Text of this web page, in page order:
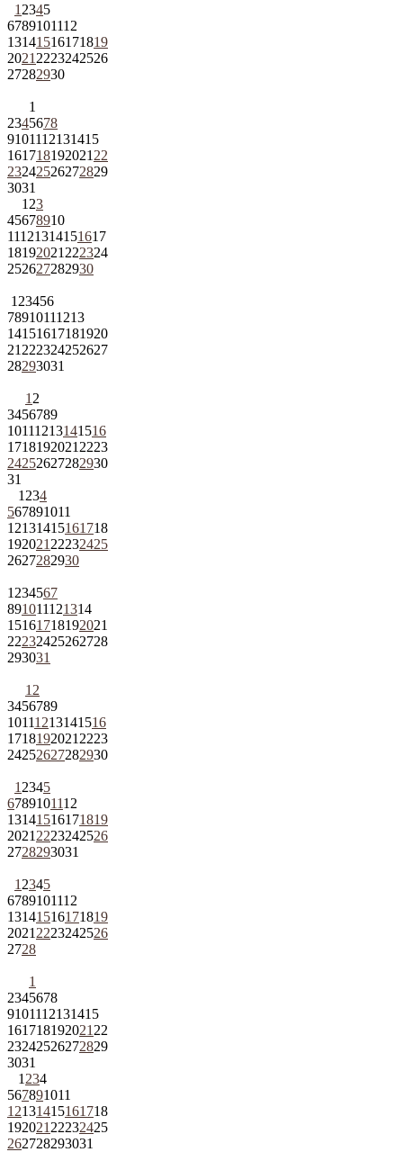
1 2345
6789101112
13141516171819
2021 2223242526
27282930
1
2345678
9101112131415
161718192021 22
23242526272829
3031
1 23
45678910
11121314151617
18192021 222324
252627282930
1 23456
78910111213
14151617181920
21 222324252627
28293031
1 2
3456789
10111213141516
1718192021 2223
24252627282930
31
1 234
567891011
12131415161718
192021 22232425
2627282930
1 234567
891011121314
15161718192021
22232425262728
293031
1 2
3456789
10111213141516
1718192021 2223
24252627282930
1 2345
6789101112
13141516171819
2021 2223242526
2728293031
1 2345
6789101112
13141516171819
2021 2223242526
2728
1
2345678
9101112131415
161718192021 22
23242526272829
3031
1 234
567891011
12131415161718
192021 22232425
262728293031